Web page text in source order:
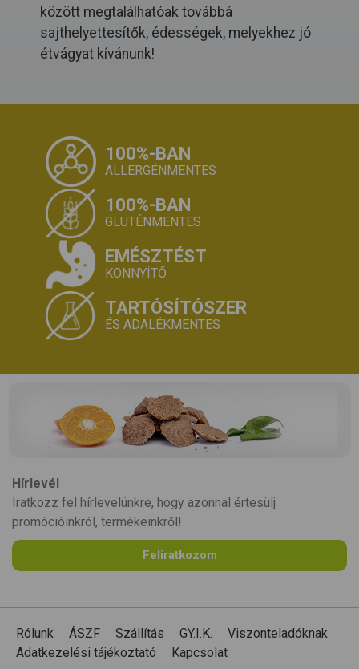
között megtalálhatóak továbbá
sajthelyettesítők, édességek, melyekhez jó
étvágyat kívánunk!
100%-BAN
ALLERGÉNMENTES
100%-BAN
GLUTÉNMENTES
EMÉSZTÉST
KÖNNYÍTŐ
TARTÓSÍTÓSZER
ÉS ADALÉKMENTES
Hírlevél
Iratkozz fel hírlevelünkre, hogy azonnal értesülj
promócióinkról, termékeinkről!
Feliratkozom
Rólunk ÁSZF Szállítás GY.I.K.
Viszonteladóknak
Adatkezelési tájékoztató
Kapcsolat